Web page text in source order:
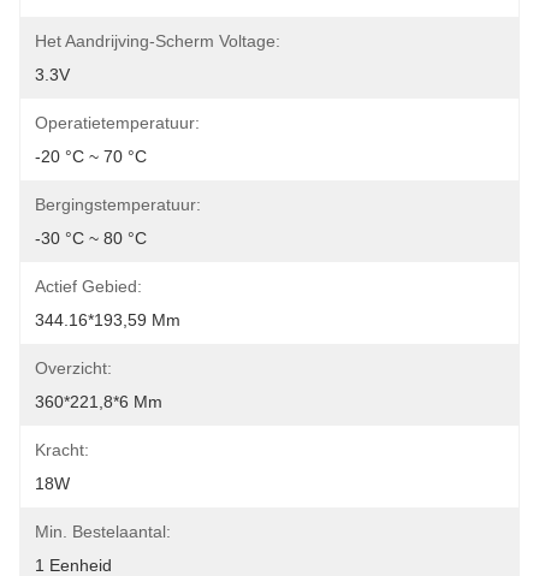
Het Aandrijving-Scherm Voltage:
3.3V
Operatietemperatuur:
-20 °C ~ 70 °C
Bergingstemperatuur:
-30 °C ~ 80 °C
Actief Gebied:
344.16*193,59 Mm
Overzicht:
360*221,8*6 Mm
Kracht:
18W
Min. Bestelaantal:
1 Eenheid